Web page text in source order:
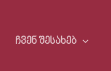
ᲩᲕᲔᲜ ᲨᲔᲡᲐᲮᲔᲑ